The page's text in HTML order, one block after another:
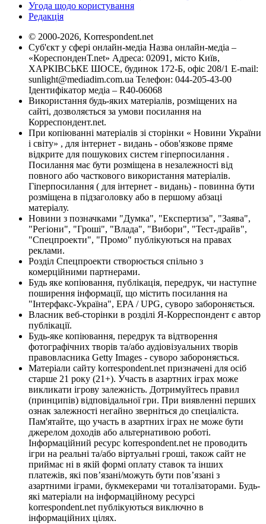
Угода щодо користування
Редакція
© 2000-2026, Korrespondent.net
Суб'єкт у сфері онлайн-медіа Назва онлайн-медіа –
«КореспонденТ.net» Адреса: 02091, місто Київ,
ХАРКІВСЬКЕ ШОСЕ, будинок 172-Б, офіс 208/1 E-mail:
sunlight@mediadim.com.ua Телефон: 044-205-43-00
Ідентифікатор медіа – R40-06068
Використання будь-яких матеріалів, розміщених на
сайті, дозволяється за умови посилання на
Корреспондент.net.
При копіюванні матеріалів зі сторінки « Новини України
і світу» , для інтернет - видань - обов'язкове пряме
відкрите для пошукових систем гіперпосилання .
Посилання має бути розміщена в незалежності від
повного або часткового використання матеріалів.
Гіперпосилання ( для інтернет - видань) - повинна бути
розміщена в підзаголовку або в першому абзаці
матеріалу.
Новини з позначками "Думка", "Експертиза", "Заява",
"Регіони", "Гроші", "Влада", "Вибори", "Тест-драйв",
"Спецпроекти", "Промо" публікуються на правах
реклами.
Розділ Спецпроекти створюється спільно з
комерційними партнерами.
Будь яке копіювання, публікація, передрук, чи наступне
поширення інформації, що містить посилання на
"Інтерфакс-Україна", EPA / UPG, суворо забороняється.
Власник веб-сторінки в розділі Я-Корреспондент є автор
публікації.
Будь-яке копіювання, передрук та відтворення
фотографічних творів та/або аудіовізуальних творів
правовласника Getty Images - суворо забороняється.
Матеріали сайту korrespondent.net призначені для осіб
старше 21 року (21+). Участь в азартних іграх може
викликати ігрову залежність. Дотримуйтесь правил
(принципів) відповідальної гри. При виявленні перших
ознак залежності негайно зверніться до спеціаліста.
Пам'ятайте, що участь в азартних іграх не може бути
джерелом доходів або альтернативою роботі.
Інформаційний ресурс korrespondent.net не проводить
ігри на реальні та/або віртуальні гроші, також сайт не
приймає ні в якій формі оплату ставок та інших
платежів, які пов’язані/можуть бути пов’язані з
азартними іграми, букмекерами чи тоталізаторами. Будь-
які матеріали на інформаційному ресурсі
korrespondent.net публікуються виключно в
інформаційних цілях.